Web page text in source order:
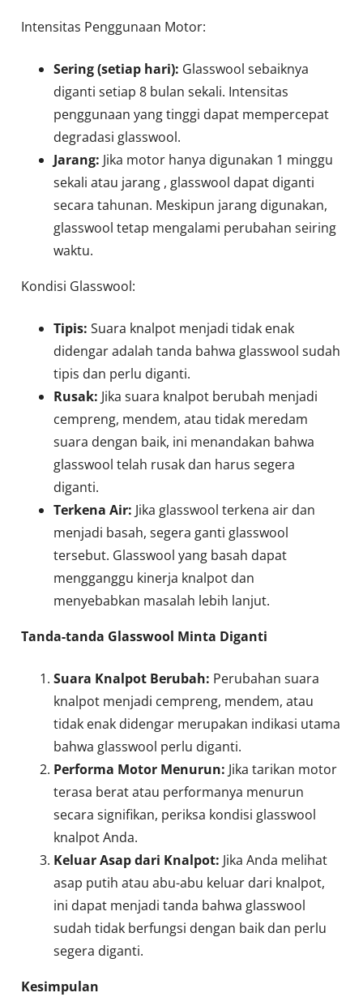
Intensitas Penggunaan Motor:
Sering (setiap hari): Glasswool sebaiknya
diganti setiap 8 bulan sekali. Intensitas
penggunaan yang tinggi dapat mempercepat
degradasi glasswool.
Jarang: Jika motor hanya digunakan 1 minggu
sekali atau jarang , glasswool dapat diganti
secara tahunan. Meskipun jarang digunakan,
glasswool tetap mengalami perubahan seiring
waktu.
Kondisi Glasswool:
Tipis: Suara knalpot menjadi tidak enak
didengar adalah tanda bahwa glasswool sudah
tipis dan perlu diganti.
Rusak: Jika suara knalpot berubah menjadi
cempreng, mendem, atau tidak meredam
suara dengan baik, ini menandakan bahwa
glasswool telah rusak dan harus segera
diganti.
Terkena Air: Jika glasswool terkena air dan
menjadi basah, segera ganti glasswool
tersebut. Glasswool yang basah dapat
mengganggu kinerja knalpot dan
menyebabkan masalah lebih lanjut.
Tanda-tanda Glasswool Minta Diganti
Suara Knalpot Berubah: Perubahan suara
knalpot menjadi cempreng, mendem, atau
tidak enak didengar merupakan indikasi utama
bahwa glasswool perlu diganti.
Performa Motor Menurun: Jika tarikan motor
terasa berat atau performanya menurun
secara signifikan, periksa kondisi glasswool
knalpot Anda.
Keluar Asap dari Knalpot: Jika Anda melihat
asap putih atau abu-abu keluar dari knalpot,
ini dapat menjadi tanda bahwa glasswool
sudah tidak berfungsi dengan baik dan perlu
segera diganti.
Kesimpulan